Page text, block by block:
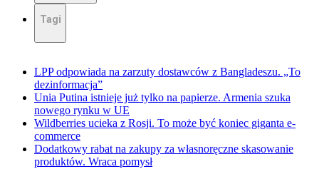
Tagi
LPP odpowiada na zarzuty dostawców z Bangladeszu. „To
dezinformacja”
Unia Putina istnieje już tylko na papierze. Armenia szuka
nowego rynku w UE
Wildberries ucieka z Rosji. To może być koniec giganta e-
commerce
Dodatkowy rabat na zakupy za własnoręczne skasowanie
produktów. Wraca pomysł